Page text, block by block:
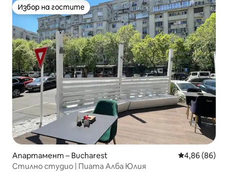
Избор на гостите
Избор на гостите
Апартамент – Bucharest Средна
4,86 (86)
Стилно студио | Пиата Алба Юлия